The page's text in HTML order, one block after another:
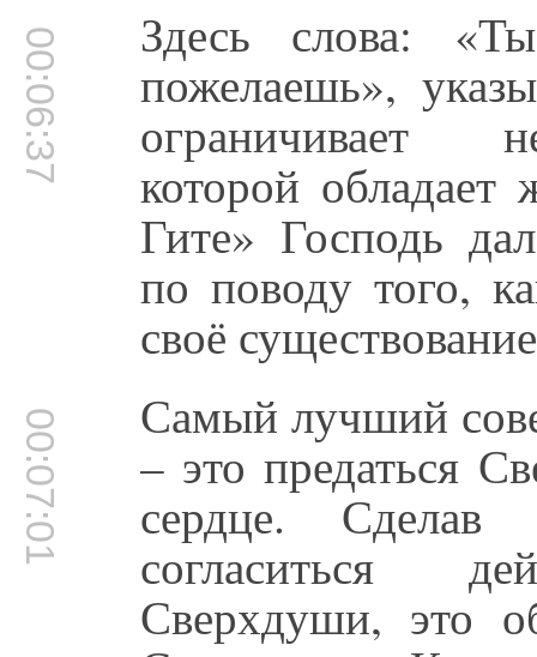
00:06:37 Здесь слова:
пожелаешь»,
ограничивает
которой
Гите» Господь
по поводу того,
своё
00:07:01 Самый лучший
– это предаться
сердце. Сделав
согласиться
Сверхдуши, это